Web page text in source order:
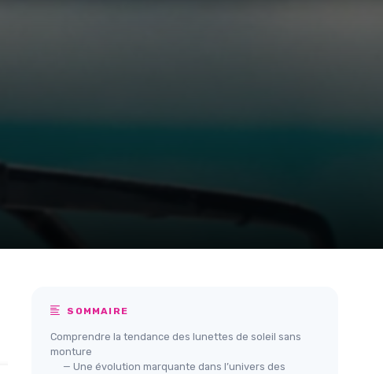
SOMMAIRE
Comprendre la tendance des lunettes de soleil sans
monture
— Une évolution marquante dans l’univers des